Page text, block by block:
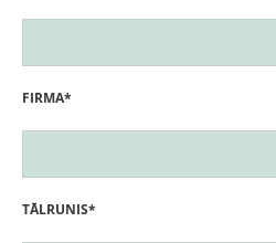
FIRMA*
TĀLRUNIS*